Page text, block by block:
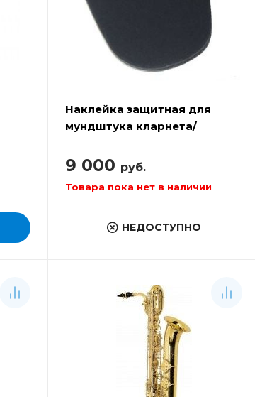
Наклейка защитная для
мундштука кларнета/
9 000 руб.
Товара пока нет в наличии
НЕДОСТУПНО